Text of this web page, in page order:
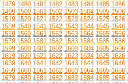
1479 1480 1481 1482 1483 1484 1485 1486
1499 1500 1501 1502 1503 1504 1505 1506
1519 1520 1521 1522 1523 1524 1525 1526
1539 1540 1541 1542 1543 1544 1545 1546
1559 1560 1561 1562 1563 1564 1565 1566
1579 1580 1581 1582 1583 1584 1585 1586
1599 1600 1601 1602 1603 1604 1605 1606
1619 1620 1621 1622 1623 1624 1625 1626
1639 1640 1641 1642 1643 1644 1645 1646
1659 1660 1661 1662 1663 1664 1665 1666
1679 1680 1681 1682 1683 1684 1685 1686